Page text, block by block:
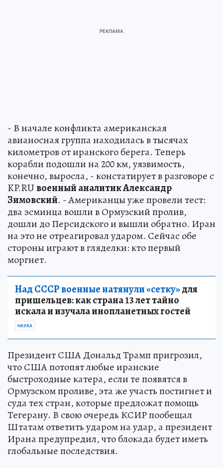
- В начале конфликта американская
авианосная группа находилась в тысячах
километров от иранского берега. Теперь
корабли подошли на 200 км, уязвимость,
конечно, выросла, - констатирует в разговоре с
KP.RUвоенный аналитик Александр
Зимовский. - Американцы уже провели тест:
два эсминца вошли в Ормузский пролив,
дошли до Персидского и вышли обратно. Иран
на это не отреагировал ударом. Сейчас обе
стороны играют в гляделки: кто первый
моргнет.
Над СССР военные натянули «сетку»для
пришельцев: как страна 13 лет тайно
искала и изучала инопланетных гостей
НАУКА
Президент США Дональд Трамп пригрозил,
что США потопят любые иранские
быстроходные катера, если те появятся в
Ормузском проливе, эта же участь постигнет и
суда тех стран, которые предложат помощь
Тегерану. В свою очередь КСИР пообещал
Штатам ответить ударом на удар, а президент
Ирана предупредил, что блокада будет иметь
глобальные последствия.